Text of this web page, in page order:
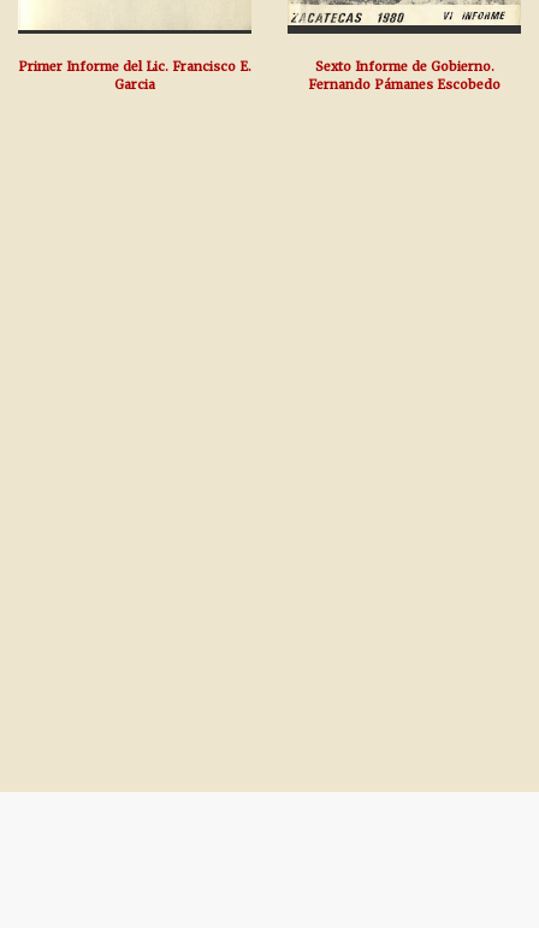
Primer Informe del Lic. Francisco E.
Garcia
Sexto Informe de Gobierno.
Fernando Pámanes Escobedo